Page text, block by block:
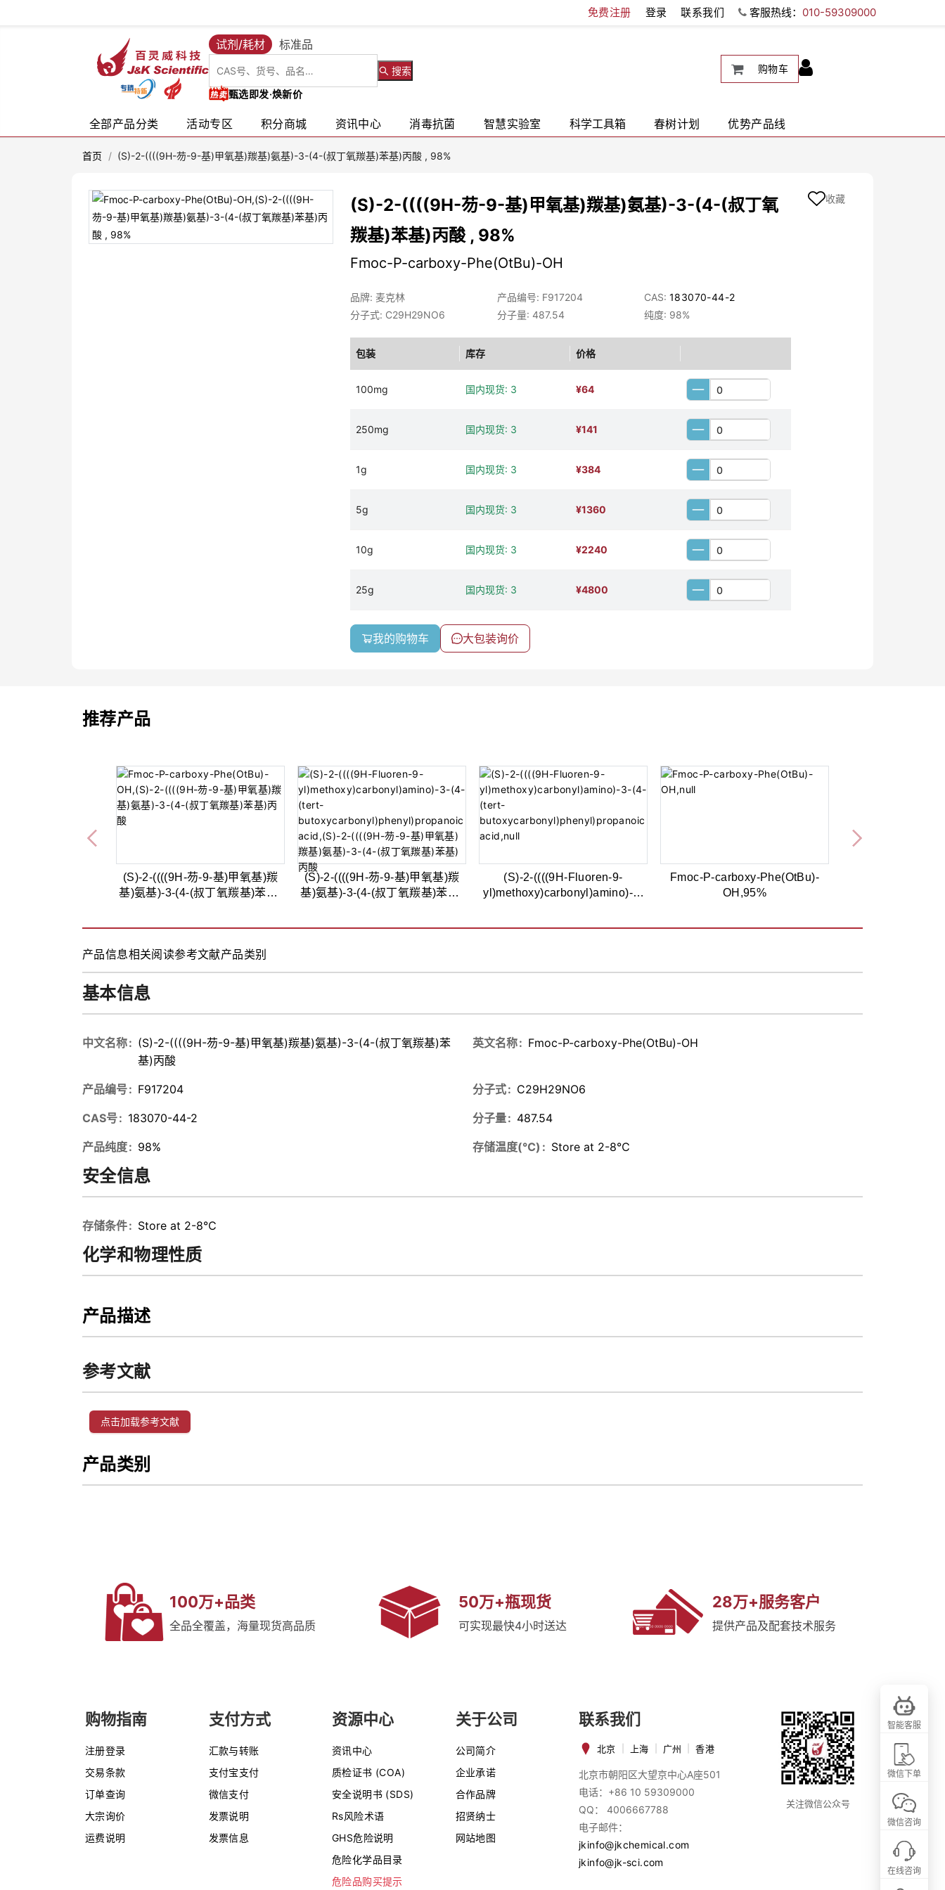
免费注册 登录 联系我们 客服热线： 010-59309000
试剂/耗材 标准品
搜索
甄选即发·焕新价
购物车
全部产品分类 活动专区 积分商城 资讯中心 消毒抗菌 智慧实验室 科学工具箱 春树计划 优势产品线
首页 / (S)-2-((((9H-芴-9-基)甲氧基)羰基)氨基)-3-(4-(叔丁氧羰基)苯基)丙酸 , 98%
(S)-2-((((9H-芴-9-基)甲氧基)羰基)氨基)-3-(4-(叔丁氧
羰基)苯基)丙酸 , 98%
Fmoc-P-carboxy-Phe(OtBu)-OH
品牌: 麦克林 产品编号: F917204 CAS: 183070-44-2
分子式: C29H29NO6
分子量: 487.54 纯度: 98%
包装 库存 价格
100mg 国内现货: 3 ¥64
250mg 国内现货: 3 ¥141
1g 国内现货: 3 ¥384
5g 国内现货: 3 ¥1360
10g 国内现货: 3 ¥2240
25g 国内现货: 3 ¥4800
我的购物车 大包装询价
收藏
推荐产品
(S)-2-((((9H-芴-9-基)甲氧基)羰
基)氨基)-3-(4-(叔丁氧羰基)苯基)
(S)-2-((((9H-芴-9-基)甲氧基)羰
基)氨基)-3-(4-(叔丁氧羰基)苯基)
(S)-2-((((9H-Fluoren-9-
yl)methoxy)carbonyl)amino)-3-
Fmoc-P-carboxy-Phe(OtBu)-
OH,95%
产品信息相关阅读参考文献产品类别
基本信息
中文名称
(S)-2-((((9H-芴-9-基)甲氧基)羰基)氨基)-3-(4-(叔丁氧羰基)苯
基)丙酸
英文名称 Fmoc-P-carboxy-Phe(OtBu)-OH
产品编号 F917204 分子式 C29H29NO6
CAS号 183070-44-2 分子量 487.54
产品纯度 98% 存储温度(℃) Store at 2-8℃
安全信息
存储条件 Store at 2-8℃
化学和物理性质
产品描述
参考文献
点击加载参考文献
产品类别
100万+品类
全品全覆盖，海量现货高品质
50万+瓶现货
可实现最快4小时送达
28万+服务客户
提供产品及配套技术服务
购物指南
注册登录
交易条款
订单查询
大宗询价
运费说明
支付方式
汇款与转账
支付宝支付
微信支付
发票说明
发票信息
资源中心
资讯中心
质检证书 (COA)
安全说明书 (SDS)
Rs风险术语
GHS危险说明
危险化学品目录
危险品购买提示
关于公司
公司简介
企业承诺
合作品牌
招贤纳士
网站地图
联系我们
北京 上海 广州 香港
北京市朝阳区大望京中心A座501
电话：+86 10 59309000
QQ： 4006667788
电子邮件：
jkinfo@jkchemical.com
jkinfo@jk-sci.com
关注微信公众号
智能客服
微信下单
微信咨询
在线咨询